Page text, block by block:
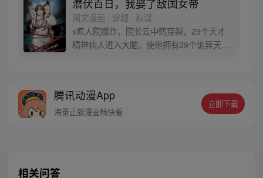
潜伏百日，我娶了敌国女帝
阅文漫画 · 穿越 · 权谋
x疯人院爆炸，院长云中鹤穿越，29个天才
精神病人进入大脑，使他拥有29个诡异天
腾讯动漫App
海量正版漫画畅快看
立即下载
相关问答